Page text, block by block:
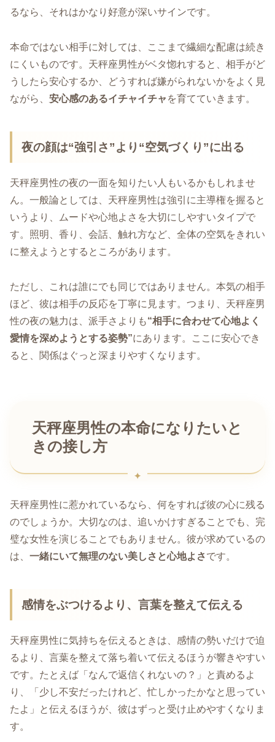
るなら、それはかなり好意が深いサインです。
本命ではない相手に対しては、ここまで繊細な配慮は続き
にくいものです。天秤座男性がベタ惚れすると、相手がど
うしたら安心するか、どうすれば嫌がられないかをよく見
ながら、 安心感のあるイチャイチャ を育てていきます。
夜の顔は“強引さ”より“空気づくり”に出る
天秤座男性の夜の一面を知りたい人もいるかもしれませ
ん。一般論としては、天秤座男性は強引に主導権を握ると
いうより、ムードや心地よさを大切にしやすいタイプで
す。照明、香り、会話、触れ方など、全体の空気をきれい
に整えようとするところがあります。
ただし、これは誰にでも同じではありません。本気の相手
ほど、彼は相手の反応を丁寧に見ます。つまり、天秤座男
性の夜の魅力は、派手さよりも“相手に合わせて心地よく
愛情を深めようとする姿勢”にあります。ここに安心でき
ると、関係はぐっと深まりやすくなります。
天秤座男性の本命になりたいと
きの接し方
天秤座男性に惹かれているなら、何をすれば彼の心に残る
のでしょうか。大切なのは、追いかけすぎることでも、完
璧な女性を演じることでもありません。彼が求めているの
は、 一緒にいて無理のない美しさと心地よさです。
感情をぶつけるより、言葉を整えて伝える
天秤座男性に気持ちを伝えるときは、感情の勢いだけで迫
るより、言葉を整えて落ち着いて伝えるほうが響きやすい
です。たとえば「なんで返信くれないの？」と責めるよ
り、「少し不安だったけれど、忙しかったかなと思ってい
たよ」と伝えるほうが、彼はずっと受け止めやすくなりま
す。